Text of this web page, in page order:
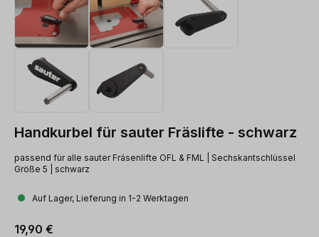
Handkurbel für sauter Fräslifte - schwarz
passend für alle sauter Fräsenlifte OFL & FML | Sechskantschlüssel
Größe 5 | schwarz
Auf Lager, Lieferung in 1-2 Werktagen
Regulärer Preis:
19,90 €